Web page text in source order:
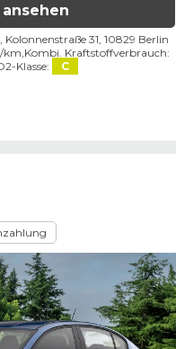
31, 10829 Berlin
km,Kombi. Kraftstoffverbrauch:
Klasse: C